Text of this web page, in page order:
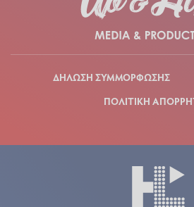
ΔΗΛΩΣΗ ΣΥΜΜΟΡΦΩΣΗΣ
ΠΟΛΙΤΙΚΗ